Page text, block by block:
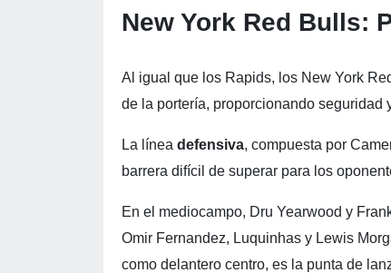
New York Red Bulls:
Al igual que los Rapids, los New York
de la portería, proporcionando seguridad
La línea defensiva, compuesta por
barrera difícil de superar para los
En el mediocampo, Dru Yearwood y
Omir Fernandez, Luquinhas y Lewis
como delantero centro, es la punta de